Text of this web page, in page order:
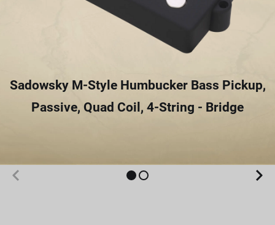
Sadowsky M-Style Humbucker Bass Pickup,
Passive, Quad Coil, 4-String - Bridge